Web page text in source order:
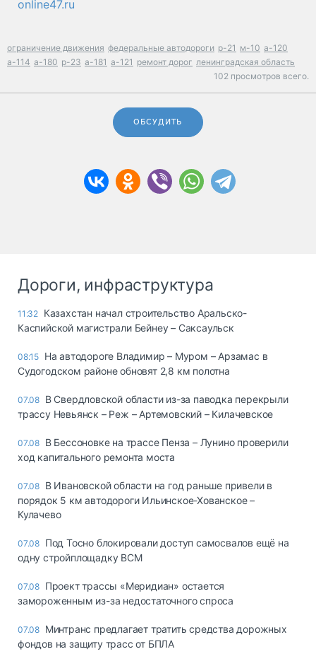
online47.ru
ограничение движения федеральные автодороги р-21 м-10 а-120
а-114 а-180 р-23 а-181 а-121 ремонт дорог ленинградская область
102 просмотров всего.
ОБСУДИТЬ
Дороги, инфраструктура
11:32 Казахстан начал строительство Аральско-
Каспийской магистрали Бейнеу – Саксаульск
08:15 На автодороге Владимир – Муром – Арзамас в
Судогодском районе обновят 2,8 км полотна
07.08 В Свердловской области из-за паводка перекрыли
трассу Невьянск – Реж – Артемовский – Килачевское
07.08 В Бессоновке на трассе Пенза – Лунино проверили
ход капитального ремонта моста
07.08 В Ивановской области на год раньше привели в
порядок 5 км автодороги Ильинское-Хованское –
Кулачево
07.08 Под Тосно блокировали доступ самосвалов ещё на
одну стройплощадку ВСМ
07.08 Проект трассы «Меридиан» остается
замороженным из-за недостаточного спроса
07.08 Минтранс предлагает тратить средства дорожных
фондов на защиту трасс от БПЛА